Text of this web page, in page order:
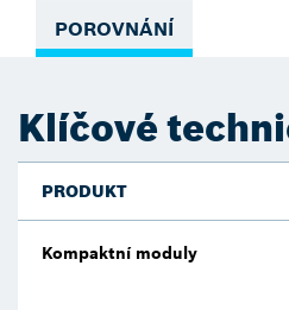
POROVNÁNÍ
Klíčové
PRODUKT
Kompaktní moduly